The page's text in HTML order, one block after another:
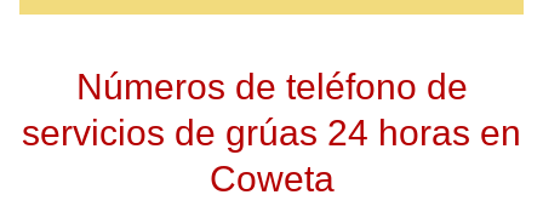
Números de teléfono de
servicios de grúas 24 horas en
Coweta